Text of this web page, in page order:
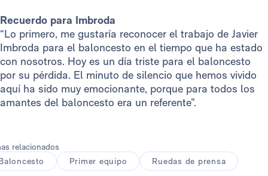
Recuerdo para Imbroda
“Lo primero, me gustaría reconocer el trabajo de Javier
Imbroda para el baloncesto en el tiempo que ha estado
con nosotros. Hoy es un día triste para el baloncesto
por su pérdida. El minuto de silencio que hemos vivido
aquí ha sido muy emocionante, porque para todos los
amantes del baloncesto era un referente”.
relacionados
Primer equipo Ruedas de prensa